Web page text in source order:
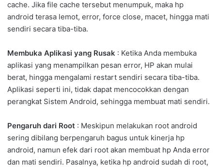
cache. Jika file cache tersebut menumpuk, maka hp
android terasa lemot, error, force close, macet, hingga mati
sendiri secara tiba-tiba.
Membuka Aplikasi yang Rusak : Ketika Anda membuka
aplikasi yang menampilkan pesan error, HP akan mulai
berat, hingga mengalami restart sendiri secara tiba-tiba.
Aplikasi seperti ini, tidak dapat mencocokkan dengan
perangkat Sistem Android, sehingga membuat mati sendiri.
Pengaruh dari Root : Meskipun melakukan root android
sering dibilang berpengaruh bagus untuk kinerja hp
android, namun efek dari root akan membuat hp Anda error
dan mati sendiri. Pasalnya, ketika hp android sudah di root,